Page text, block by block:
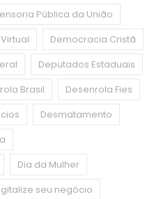
Pública da União
Democracia Cristã
Deputados Estaduais
Brasil
Desenrola Fies
Desmatamento
Dia da Mulher
seu negócio